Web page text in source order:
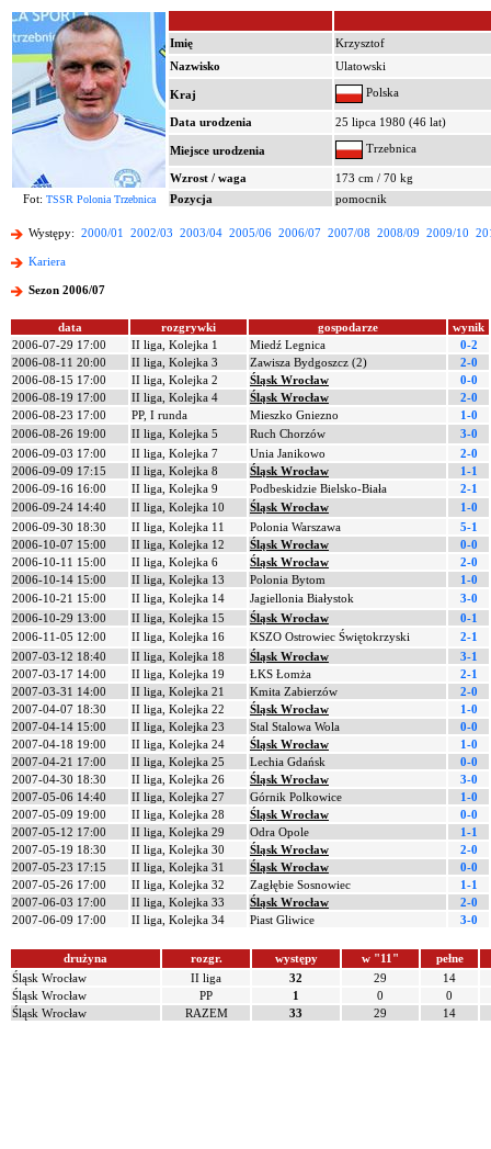
Imię
Krzysztof
Nazwisko
Ulatowski
Kraj Polska
Data urodzenia 25 lipca 1980 (46 lat)
Miejsce urodzenia Trzebnica
Wzrost / waga
173 cm / 70 kg
Fot: TSSR Polonia Trzebnica Pozycja pomocnik
Występy: 2000/01 2002/03 2003/04 2005/06 2006/07 2007/08 2008/09 2009/10
Kariera
Sezon 2006/07
data rozgrywki gospodarze
wynik
2006-07-29 17:00
II liga, Kolejka 1 Miedź Legnica
0-2
2006-08-11 20:00
II liga, Kolejka 3 Zawisza Bydgoszcz (2)
2-0
2006-08-15 17:00
II liga, Kolejka 2 Śląsk Wrocław
0-0
2006-08-19 17:00
II liga, Kolejka 4 Śląsk Wrocław
2-0
2006-08-23 17:00
PP, I runda Mieszko Gniezno
1-0
2006-08-26 19:00
II liga, Kolejka 5 Ruch Chorzów
3-0
2006-09-03 17:00
II liga, Kolejka 7 Unia Janikowo
2-0
2006-09-09 17:15
II liga, Kolejka 8 Śląsk Wrocław
1-1
2006-09-16 16:00
II liga, Kolejka 9 Podbeskidzie Bielsko-Biała
2-1
2006-09-24 14:40
II liga, Kolejka 10 Śląsk Wrocław
1-0
2006-09-30 18:30
II liga, Kolejka 11 Polonia Warszawa
5-1
2006-10-07 15:00
II liga, Kolejka 12 Śląsk Wrocław
0-0
2006-10-11 15:00
II liga, Kolejka 6 Śląsk Wrocław
2-0
2006-10-14 15:00
II liga, Kolejka 13 Polonia Bytom
1-0
2006-10-21 15:00
II liga, Kolejka 14 Jagiellonia Białystok
3-0
2006-10-29 13:00
II liga, Kolejka 15 Śląsk Wrocław
0-1
2006-11-05 12:00
II liga, Kolejka 16 KSZO Ostrowiec Świętokrzyski
2-1
2007-03-12 18:40
II liga, Kolejka 18 Śląsk Wrocław
3-1
2007-03-17 14:00
II liga, Kolejka 19 ŁKS Łomża
2-1
2007-03-31 14:00
II liga, Kolejka 21 Kmita Zabierzów
2-0
2007-04-07 18:30
II liga, Kolejka 22 Śląsk Wrocław
1-0
2007-04-14 15:00
II liga, Kolejka 23 Stal Stalowa Wola
0-0
2007-04-18 19:00
II liga, Kolejka 24 Śląsk Wrocław
1-0
2007-04-21 17:00
II liga, Kolejka 25 Lechia Gdańsk
0-0
2007-04-30 18:30
II liga, Kolejka 26 Śląsk Wrocław
3-0
2007-05-06 14:40
II liga, Kolejka 27 Górnik Polkowice
1-0
2007-05-09 19:00
II liga, Kolejka 28 Śląsk Wrocław
0-0
2007-05-12 17:00
II liga, Kolejka 29 Odra Opole
1-1
2007-05-19 18:30
II liga, Kolejka 30 Śląsk Wrocław
2-0
2007-05-23 17:15
II liga, Kolejka 31 Śląsk Wrocław
0-0
2007-05-26 17:00
II liga, Kolejka 32 Zagłębie Sosnowiec
1-1
2007-06-03 17:00
II liga, Kolejka 33 Śląsk Wrocław
2-0
2007-06-09 17:00
II liga, Kolejka 34 Piast Gliwice 3-0
drużyna rozgr. występy w "11"
pełne
Śląsk Wrocław
II liga 32 29
14
Śląsk Wrocław
PP 1 0
0
Śląsk Wrocław
RAZEM 33 29 14